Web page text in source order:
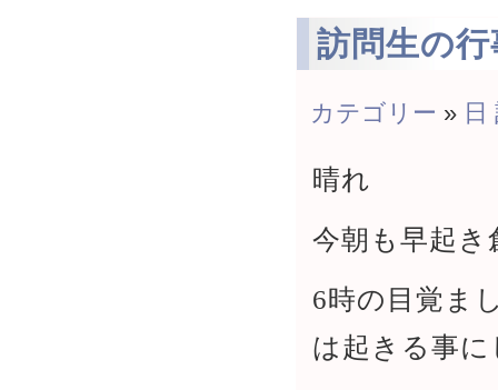
訪問生の
カテゴリー » 日
晴れ
今朝も早起き
6時の目覚ま
は起きる事に